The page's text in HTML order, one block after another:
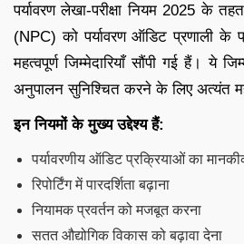
पर्यावरण लेखा-परीक्षा नियम 2025 के
(NPC) को पर्यावरण ऑडिट प्रणाली के
महत्वपूर्ण जिम्मेदारियाँ सौंपी गई हैं। ये
अनुपालन सुनिश्चित करने के लिए अत्यंत
इन नियमों के मुख्य उद्देश्य हैं:
पर्यावरणीय ऑडिट प्रक्रियाओं का
रिपोर्टिंग में पारदर्शिता बढ़ाना
नियामक प्रवर्तन को मजबूत करना
सतत औद्योगिक विकास को बढ़ावा देना